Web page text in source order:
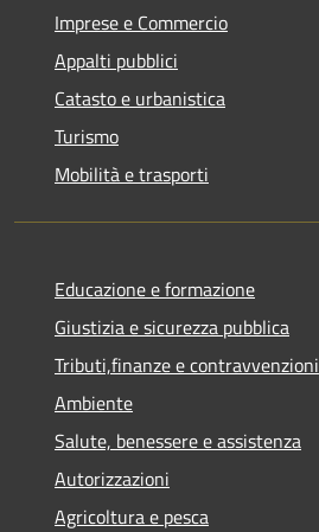
Imprese e Commercio
Appalti pubblici
Catasto e urbanistica
Turismo
Mobilità e trasporti
Educazione e formazione
Giustizia e sicurezza pubblica
Tributi,finanze e contravvenzioni
Ambiente
Salute, benessere e assistenza
Autorizzazioni
Agricoltura e pesca